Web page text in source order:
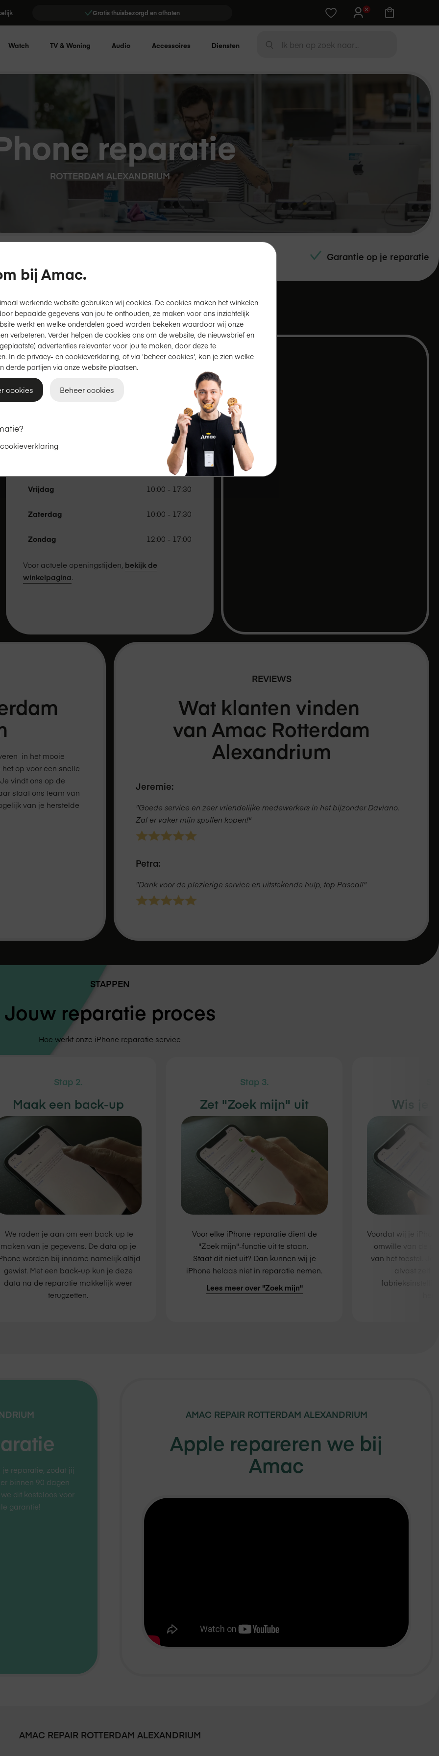
Gratis thuisbezorgd en afhalen Training cadeau bij Apple-device
Watch TV & Woning Audio Accessoires Diensten ZOEK Zoek
reparatie
ROTTERDAM ALEXANDRIUM
Garantie op je reparatie
Alexandrium
Openingstijden
Maandag
10:00 - 17:30
10:00 - 17:30
10:00 - 17:30
Vrijdag 10:00 - 17:30
Zaterdag 10:00 - 17:30
Zondag 12:00 - 17:00
Voor actuele openingstijden, bekijk de
winkelpagina.
in het mooie
op voor een snelle
vindt ons op de
staat ons team van
van je herstelde
REVIEWS
Wat klanten vinden
van Amac Rotterdam
Alexandrium
Jeremie:
"Goede service en zeer vriendelijke medewerkers in het bijzonder Daviano.
Zal er vaker mijn spullen kopen!"
Petra:
"Dank voor de plezierige service en uitstekende hulp, top Pascal!"
STAPPEN
Jouw reparatie proces
Hoe werkt onze iPhone reparatie service
Stap 2.
Maak een back-up
We raden je aan om een back-up te
maken van je gegevens. De data op je
worden bij inname namelijk altijd
gewist. Met een back-up kun je deze
data na de reparatie makkelijk weer
terugzetten.
Stap 3.
Zet "Zoek mijn" uit
Voor elke iPhone-reparatie dient de
"Zoek mijn"-functie uit te staan.
Staat dit niet uit? Dan kunnen wij je
iPhone helaas niet in reparatie nemen.
Lees meer over "Zoek mijn"
Wis je
Voordat wij je
omwille van de
van het toestel. Je
alvast zelf
reparatie, zodat jij
binnen 90 dagen
dit kosteloos voor
garantie!
AMAC REPAIR ROTTERDAM ALEXANDRIUM
Apple repareren we bij
Amac
AMAC REPAIR ROTTERDAM ALEXANDRIUM
bij Amac.
werkende website gebruiken wij cookies. De cookies maken het winkelen
bepaalde gegevens van jou te onthouden, ze maken voor ons inzichtelijk
werkt en welke onderdelen goed worden bekeken waardoor wij onze
verbeteren. Verder helpen de cookies ons om de website, de nieuwsbrief en
advertenties relevanter voor jou te maken, door deze te
In de privacy- en cookieverklaring, of via 'beheer cookies', kan je zien welke
derde partijen via onze website plaatsen.
cookies Beheer cookies